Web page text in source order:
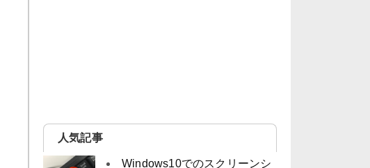
人気記事
Windows10でのスクリーンシ